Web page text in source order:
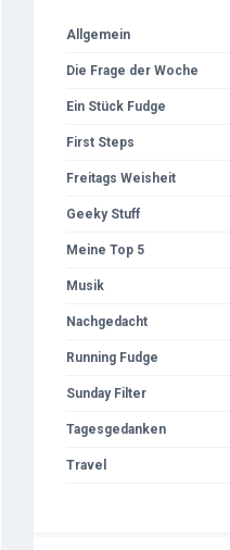
Allgemein
Die Frage der Woche
Ein Stück Fudge
First Steps
Freitags Weisheit
Geeky Stuff
Meine Top 5
Musik
Nachgedacht
Running Fudge
Sunday Filter
Tagesgedanken
Travel